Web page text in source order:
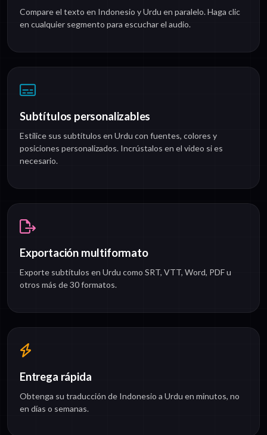
Compare el texto en Indonesio y Urdu en paralelo. Haga clic
en cualquier segmento para escuchar el audio.
Subtítulos personalizables
Estilice sus subtítulos en Urdu con fuentes, colores y
posiciones personalizados. Incrústalos en el video si es
necesario.
Exportación multiformato
Exporte subtítulos en Urdu como SRT, VTT, Word, PDF u
otros más de 30 formatos.
Entrega rápida
Obtenga su traducción de Indonesio a Urdu en minutos, no
en días o semanas.